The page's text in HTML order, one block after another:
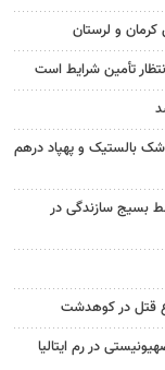
و لرستان
تأمین شرایط است
بالستیک و پهپاد درهم
بسیج سازندگی در
در رم ایتالیا